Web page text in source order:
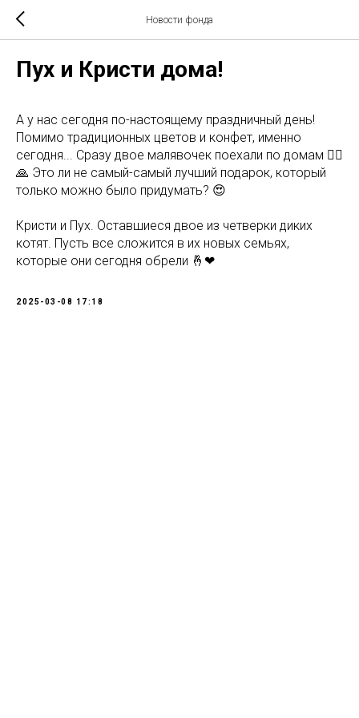
Новости фонда
Пух и Кристи дома!
А у нас сегодня по-настоящему праздничный день!
Помимо традиционных цветов и конфет, именно
сегодня... Сразу двое малявочек поехали по домам 🙆‍♀️
🙏 Это ли не самый-самый лучший подарок, который
только можно было придумать? 😍
Кристи и Пух. Оставшиеся двое из четверки диких
котят. Пусть все сложится в их новых семьях,
которые они сегодня обрели 🤞❤
2025-03-08 17:18